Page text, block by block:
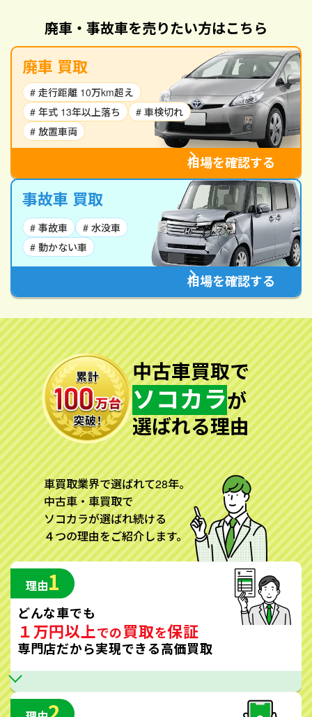
廃車・事故車を売りたい方はこちら
廃車 買取
# 走行距離 10万km超え
# 年式 13年以上落ち
# 車検切れ
# 放置車両
相場を確認する
事故車 買取
# 事故車
# 水没車
# 動かない車
相場を確認する
中古車買取で
ソコカラが
選ばれる理由
車買取業界で選ばれて28年。
中古車・車買取で
ソコカラが選ばれ続ける
４つの理由をご紹介します。
理由1
どんな車でも
１万円以上での買取を保証
専門店だから実現できる高価買取